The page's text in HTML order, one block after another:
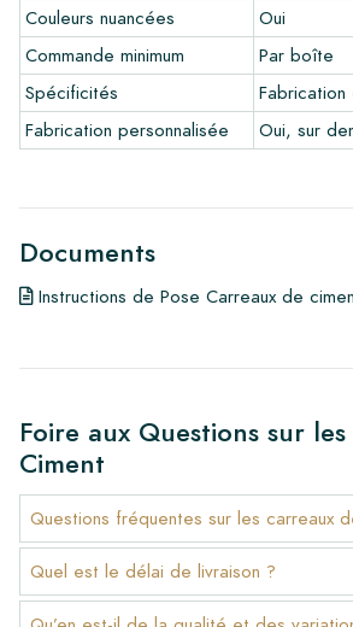
•En savoir plus sur nos carrelages
•Consultez nos brochures
•Produits d'entretien
Couleurs nuancées
Oui
Commande minimum
Par boîte
Spécificités
Fabrication personnalisée
Oui, sur
Documents
Instructions de Pose Carreaux de
Foire aux Questions sur
Ciment
Questions fréquentes sur les carreaux
Quel est le délai de livraison ?